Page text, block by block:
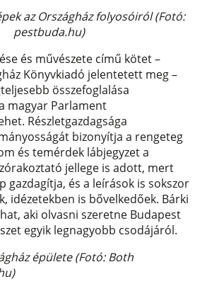
az Országház folyosóiról (Fotó:
pestbuda.hu)
és művészete című kötet –
Könyvkiadó jelentetett meg –
összefoglalása
magyar Parlament
Részletgazdagsága
bizonyítja a rengeteg
és temérdek lábjegyzet a
jellege is adott, mert
gazdagítja, és a leírások is sokszor
idézetekben is bővelkedőek. Bárki
aki olvasni szeretne Budapest
egyik legnagyobb csodájáról.
épülete (Fotó: Both